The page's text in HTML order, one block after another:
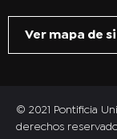
Ver mapa de
© 2021 Pontificia
derechos